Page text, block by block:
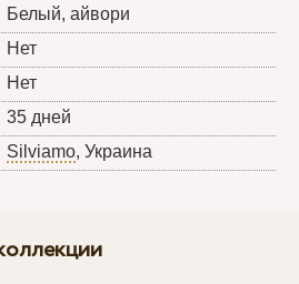
Белый, айвори
Нет
Нет
35 дней
Silviamo, Украина